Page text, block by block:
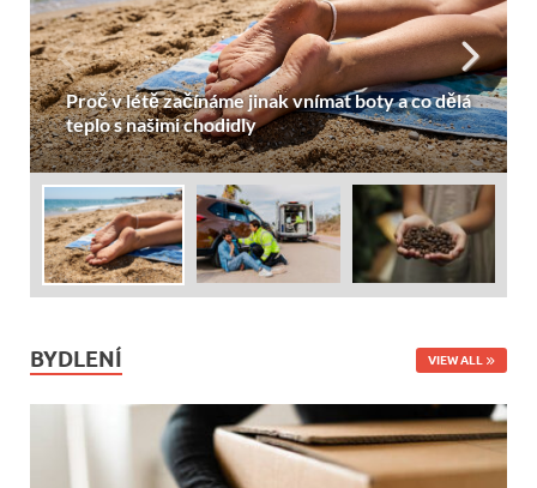
a co dělá
Co si pohlídat při odškodnění bolestného
dopravní nehodě
BYDLENÍ VIEW ALL